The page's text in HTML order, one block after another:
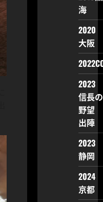
海
2020
大阪
2023
信長の
野望
出陣
2023
静岡
2024
京都